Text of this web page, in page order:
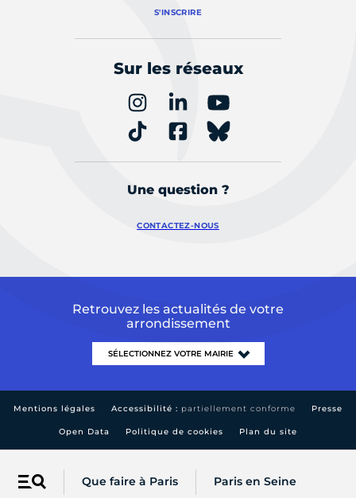
Menu Que faire à Paris Paris en Seine
S'INSCRIRE
Sur les réseaux
Une question ?
CONTACTEZ-NOUS
Retrouvez les actualités de votre
arrondissement
Mentions légales Accessibilité : partiellement conforme Presse
Open Data Politique de cookies Plan du site